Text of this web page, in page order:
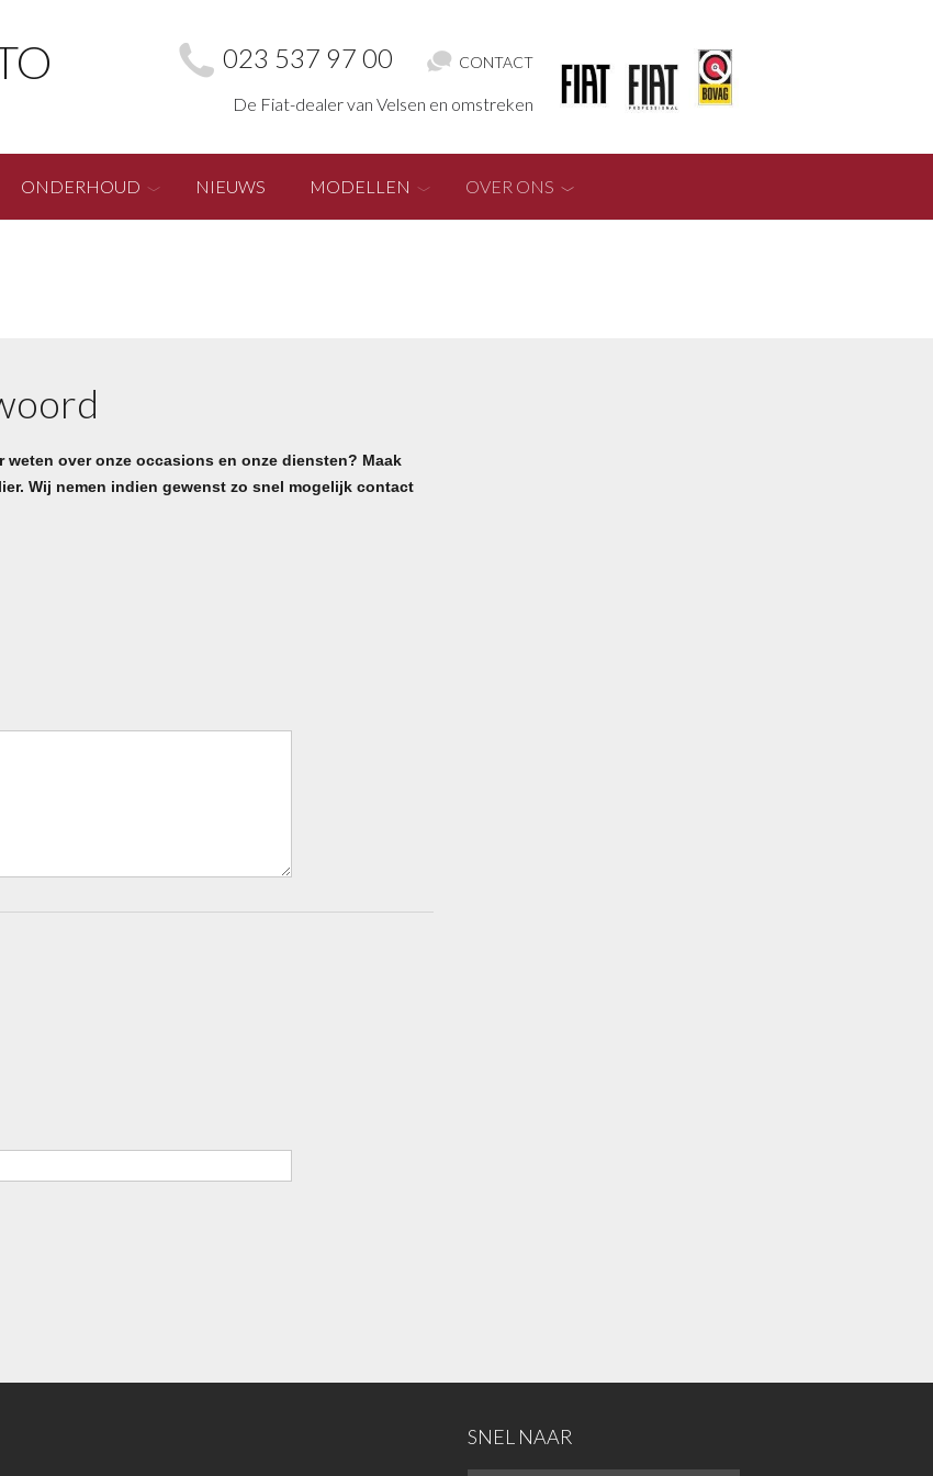
023 537 97 00 CONTACT
De Fiat-dealer van Velsen en omstreken
ONDERHOUD NIEUWS MODELLEN OVER ONS
over onze occasions en onze diensten? Maak
Wij nemen indien gewenst zo snel mogelijk contact
SNEL NAAR